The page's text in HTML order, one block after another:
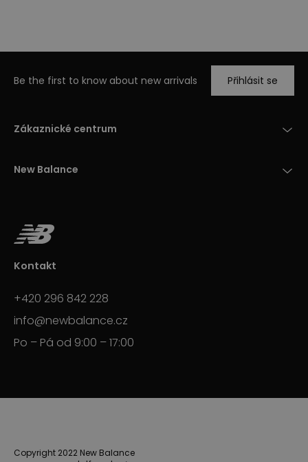
Be the first to know about new arrivals Přihlásit se
Zákaznické centrum
New Balance
Kontakt
+420 296 842 228
info@newbalance.cz
Po – Pá od 9:00 – 17:00
Copyright 2022 New Balance